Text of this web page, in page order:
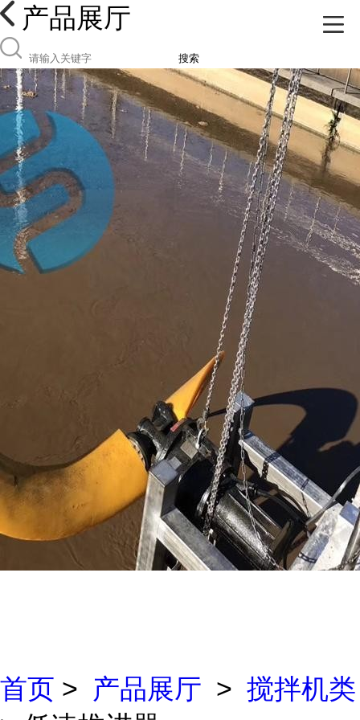
产品展厅
搜索
首页 > 产品展厅 > 搅拌机类